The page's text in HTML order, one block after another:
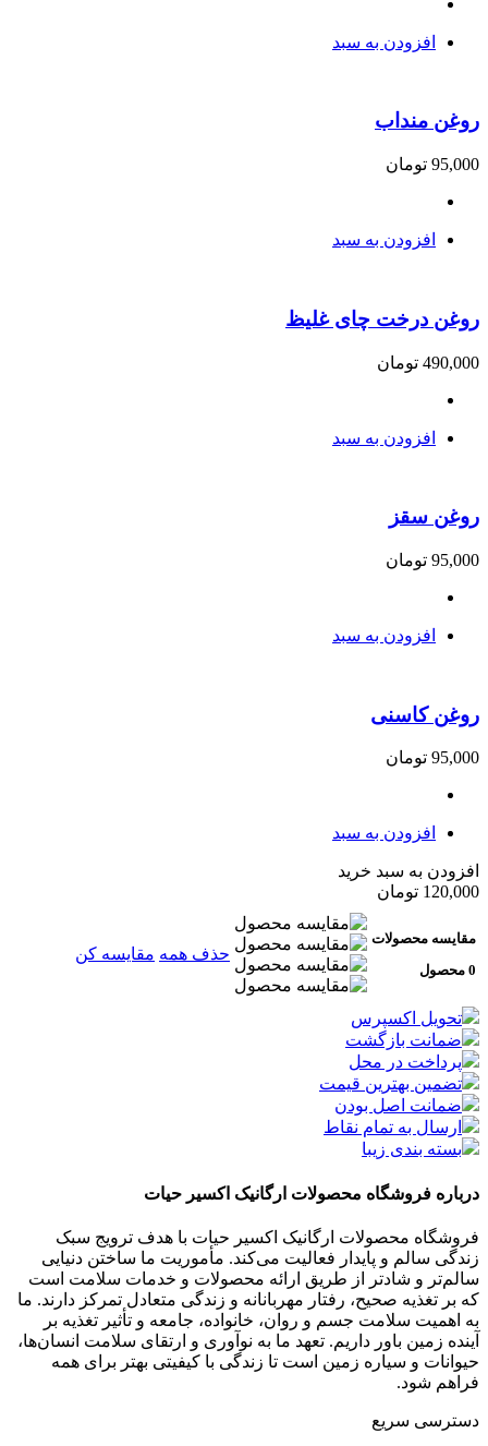
افزودن به سبد
روغن منداب
95,000 تومان
افزودن به سبد
روغن درخت چای غلیظ
490,000 تومان
افزودن به سبد
روغن سقز
95,000 تومان
افزودن به سبد
روغن کاسنی
95,000 تومان
افزودن به سبد
افزودن به سبد خرید
120,000 تومان
مقایسه محصولات
0 محصول
حذف همه مقایسه کن
تحویل اکسپرس
ضمانت بازگشت
پرداخت در محل
تضمین بهترین قیمت
ضمانت اصل بودن
ارسال به تمام نقاط
بسته بندی زیبا
درباره فروشگاه محصولات ارگانیک اکسیر حیات
فروشگاه محصولات ارگانیک اکسیر حیات با هدف ترویج سبک
زندگی سالم و پایدار فعالیت می‌کند. مأموریت ما ساختن دنیایی
سالم‌تر و شادتر از طریق ارائه محصولات و خدمات سلامت است
که بر تغذیه صحیح، رفتار مهربانانه و زندگی متعادل تمرکز دارند. ما
به اهمیت سلامت جسم و روان، خانواده، جامعه و تأثیر تغذیه بر
آینده زمین باور داریم. تعهد ما به نوآوری و ارتقای سلامت انسان‌ها،
حیوانات و سیاره زمین است تا زندگی با کیفیتی بهتر برای همه
فراهم شود.
دسترسی سریع